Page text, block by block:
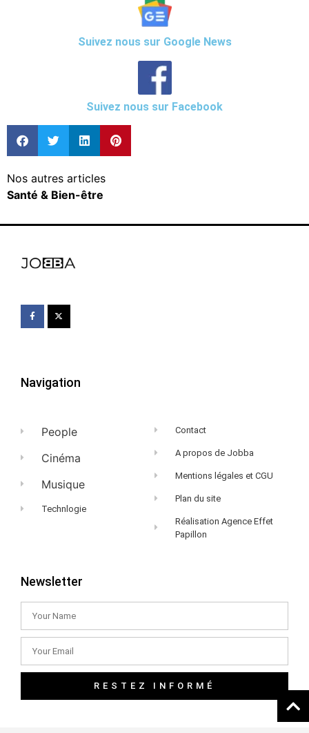
Suivez nous sur Google News
Suivez nous sur Facebook
Nos autres articles
Santé & Bien-être
Navigation
People
Cinéma
Musique
Technlogie
Contact
A propos de Jobba
Mentions légales et CGU
Plan du site
Réalisation Agence Effet
Papillon
Newsletter
RESTEZ INFORMÉ